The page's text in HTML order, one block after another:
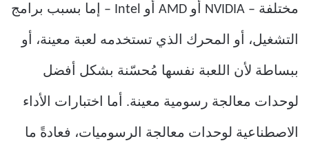
مختلفة – NVIDIA أو AMD أو Intel – إما بسبب برامج
التشغيل، أو المحرك الذي تستخدمه لعبة معينة، أو
ببساطة لأن اللعبة نفسها مُحسّنة بشكل أفضل
لوحدات معالجة رسومية معينة. أما اختبارات الأداء
الاصطناعية لوحدات معالجة الرسوميات، فعادةً ما